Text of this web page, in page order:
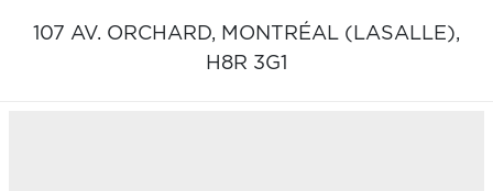
107 AV. ORCHARD, MONTRÉAL (LASALLE),
H8R 3G1